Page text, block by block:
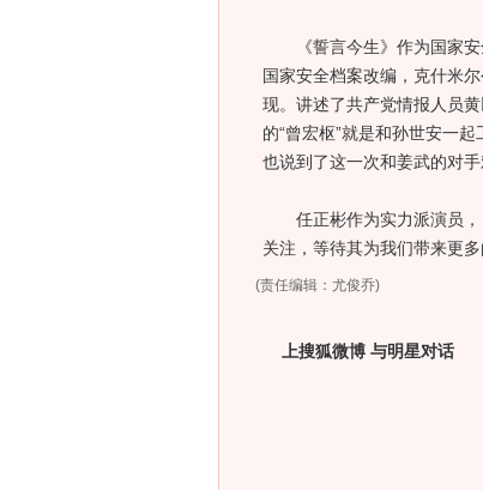
《誓言今生》作为国家安
国家安全档案改编，克什米
现。讲述了共产党情报人员
的“曾宏枢”就是和孙世安一
也说到了这一次和姜武的对
任正彬作为实力派演员，
关注，等待其为我们带来更多
(责任编辑：尤俊乔)
上搜狐微博 与明星对话